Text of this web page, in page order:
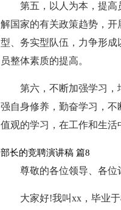
第五，以人为本，提高
解国家的有关政策趋势，
型、务实型队伍，力争形
员整体素质的提高。
第六，不断加强学习
强自身修养，勤奋学习，
值观的学习，在工作和生活
部长的竞聘演讲稿 篇8
尊敬的各位领导、各位
大家好!我叫xx，毕业